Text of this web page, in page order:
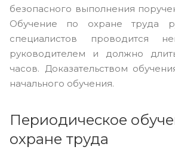
безопасного выполнения
Обучение по охране труда
специалистов проводится
руководителем и должно
часов. Доказательством
начального обучения.
Периодическое
охране труда